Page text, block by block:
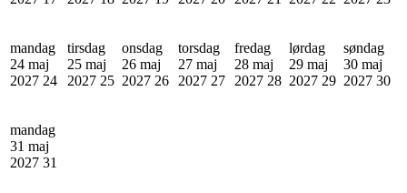
mandag
24 maj
2027 24
tirsdag
25 maj
2027 25
onsdag
26 maj
2027 26
torsdag
27 maj
2027 27
fredag
28 maj
2027 28
lørdag
29 maj
2027 29
søndag
30 maj
2027 30
mandag
31 maj
2027 31